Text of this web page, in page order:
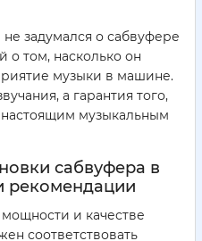
задумался о сабвуфере
о том, насколько он
музыки в машине.
а гарантия того,
настоящим музыкальным
сабвуфера в
рекомендации
и качестве
соответствовать